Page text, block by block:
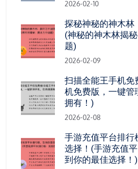
2026-02-10
探秘神秘的神木林
(神秘的神木林揭
题)
2026-02-09
扫描全能王手机免
机免费版，一键管
拥有！)
2026-02-08
手游充值平台排行
选择！(手游充值
到你的最佳选择！)